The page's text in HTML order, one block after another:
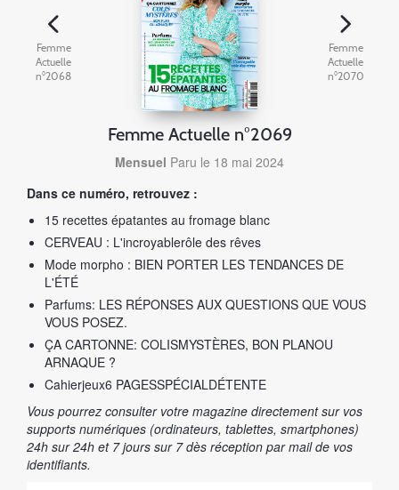
Femme
Actuelle
n°2068
Femme Actuelle n°2069
Mensuel Paru le 18 mai 2024
Dans ce numéro, retrouvez :
15 recettes épatantes au fromage blanc
CERVEAU : L'incroyablerôle des rêves
Mode morpho : BIEN PORTER LES TENDANCES DE
L'ÉTÉ
Parfums: LES RÉPONSES AUX QUESTIONS QUE VOUS
VOUS POSEZ.
ÇA CARTONNE: COLISMYSTÈRES, BON PLANOU
ARNAQUE ?
Cahierjeux6 PAGESSPÉCIALDÉTENTE
Vous pourrez consulter votre magazine directement sur vos
supports numériques (ordinateurs, tablettes, smartphones)
24h sur 24h et 7 jours sur 7 dès réception par mail de vos
identifiants.
Femme
Actuelle
n°2070